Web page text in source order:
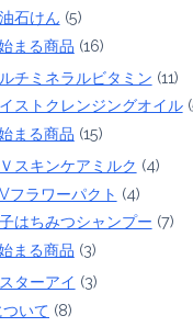
石けん (5)
まる商品 (16)
チミネラルビタミン (11)
ストクレンジングオイル
まる商品 (15)
スキンケアミルク (4)
フラワーパクト (4)
はちみつシャンプー (7)
まる商品 (3)
ターアイ (3)
いて (8)